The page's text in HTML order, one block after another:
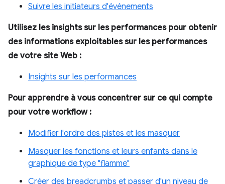
Suivre les initiateurs d'événements
Utilisez les insights sur les performances pour obtenir
des informations exploitables sur les performances
de votre site Web :
Insights sur les performances
Pour apprendre à vous concentrer sur ce qui compte
pour votre workflow :
Modifier l'ordre des pistes et les masquer
Masquer les fonctions et leurs enfants dans le
graphique de type "flamme"
Créer des breadcrumbs et passer d'un niveau de